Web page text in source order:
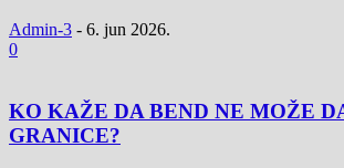
Admin-3 - 6. jun 2026.
0
KO KAŽE DA BEND NE MOŽE
GRANICE?